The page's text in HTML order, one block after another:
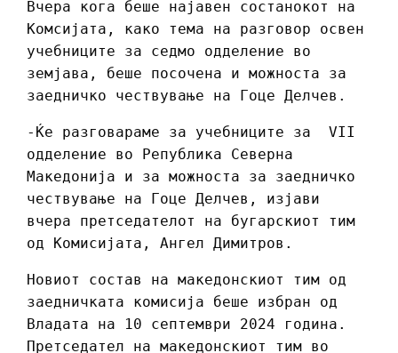
Вчера кога беше најавен состанокот на
Комсијата, како тема на разговор освен
учебниците за седмо одделение во
земјава, беше посочена и можноста за
заедничко чествување на Гоце Делчев.
-Ќе разговараме за учебниците за VII
одделение во Република Северна
Македонија и за можноста за заедничко
чествување на Гоце Делчев, изјави
вчера претседателот на бугарскиот тим
од Комисијата, Ангел Димитров.
Новиот состав на македонскиот тим од
заедничката комисија беше избран од
Владата на 10 септември 2024 година.
Претседател на македонскиот тим во